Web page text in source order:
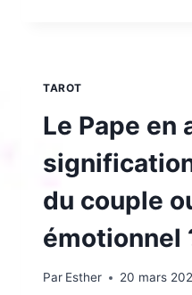
GRANDE
TAROT
Le Pape en
du couple
émotionnel
Par Esther 20 mars